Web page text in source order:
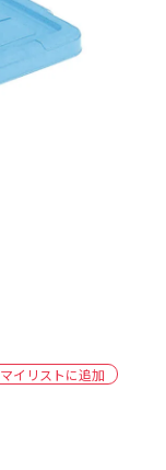
マイリストに追加